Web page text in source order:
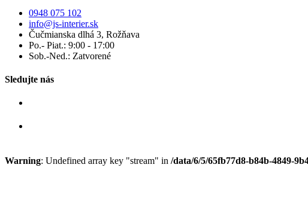
0948 075 102
info@js-interier.sk
Čučmianska dlhá 3, Rožňava
Po.- Piat.: 9:00 - 17:00
Sob.-Ned.: Zatvorené
Sledujte nás
Warning: Undefined array key "stream" in /data/6/5/65fb77d8-b84b-4849-